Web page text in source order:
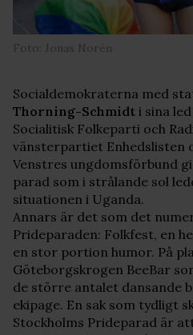
Foto: Jonas Norén
Socialdemokraterna med
Thorning-Schmidt i sina
Socialitisk Folkeparti och
vänsterpartiet Enhedslisten
Venstres ungdomsförbund
parad som i strålande sol
situationen i Uganda.
Annars är det som det
Prideparaden: Folkfest, en
en stor portion humor. På
Göteborgskrogen BeeBar
de större antalet dansande
ekipage. En sak som tydligt
Stockholms Prideparad är